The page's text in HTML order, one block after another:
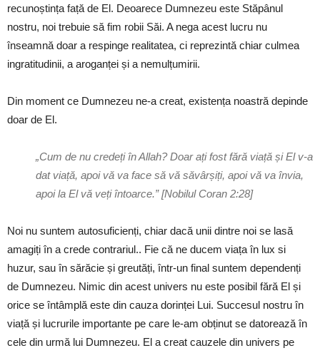
recunoștința față de El. Deoarece Dumnezeu este Stăpânul
nostru, noi trebuie să fim robii Săi. A nega acest lucru nu
înseamnă doar a respinge realitatea, ci reprezintă chiar culmea
ingratitudinii, a aroganței și a nemulțumirii.
Din moment ce Dumnezeu ne-a creat, existența noastră depinde
doar de El.
„Cum de nu credeți în Allah? Doar ați fost fără viață și El v-a
dat viață, apoi vă va face să vă săvârșiți, apoi vă va învia,
apoi la El vă veți întoarce.” [Nobilul Coran 2:28]
Noi nu suntem autosuficienți, chiar dacă unii dintre noi se lasă
amagiți în a crede contrariul.. Fie că ne ducem viața în lux si
huzur, sau în sărăcie și greutăți, într-un final suntem dependenți
de Dumnezeu. Nimic din acest univers nu este posibil fără El și
orice se întâmplă este din cauza dorinței Lui. Succesul nostru în
viață și lucrurile importante pe care le-am obținut se datorează în
cele din urmă lui Dumnezeu. El a creat cauzele din univers pe